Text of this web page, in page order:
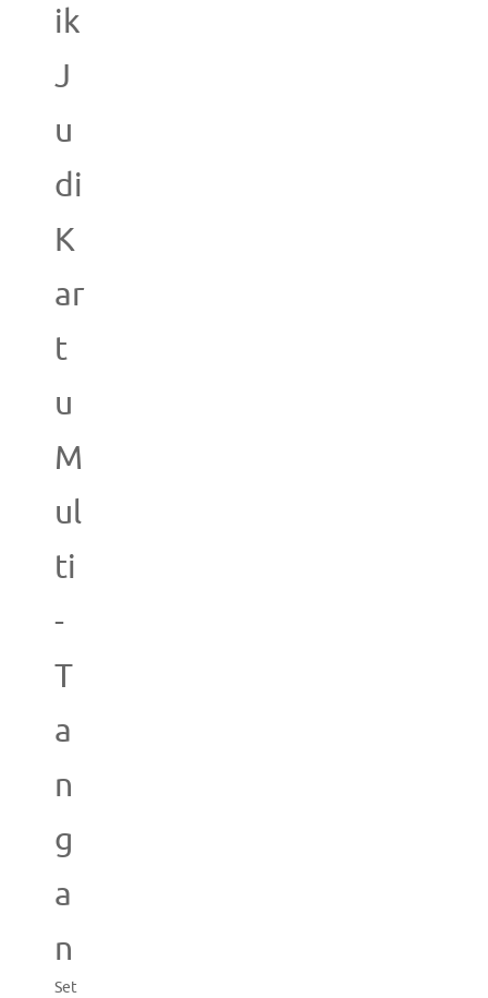
ik
J
u
di
K
ar
t
u
M
ul
ti
-
T
a
n
g
a
n
Set